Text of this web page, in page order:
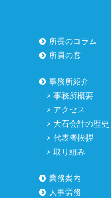
所長のコラム
所員の窓
事務所紹介
事務所概要
アクセス
大石会計の歴史
代表者挨拶
取り組み
業務案内
人事労務